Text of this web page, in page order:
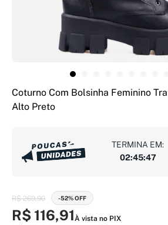
Coturno Com Bolsinha Feminino
Alto Preto
TERMINA EM:
02:45:46
R$ 269,90 -52% OFF
R$ 116,91À vista no PIX